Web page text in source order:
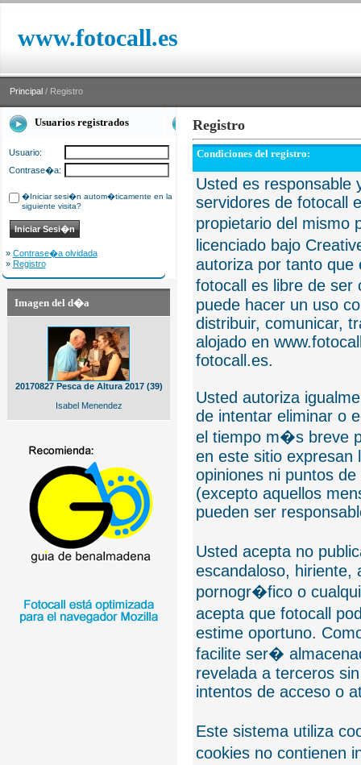
www.fotocall.es
Principal / Registro
Usuarios registrados
Usuario:
Contrase�a:
�Iniciar sesi�n autom�ticamente en la
siguiente visita?
» Contrase�a olvidada
» Registro
Imagen del d�a
20170827 Pesca de Altura 2017 (39)
Isabel Menendez
Registro
Condiciones del registro:
Usted es responsable
servidores de fotocall
propietario del mismo
licenciado bajo
autoriza por tanto que
fotocall es libre de
puede hacer un uso
distribuir, comunicar,
alojado en
fotocall.es.
Usted autoriza
de intentar eliminar o
el tiempo m�s breve
en este sitio expresan
opiniones ni puntos
(excepto aquellos
pueden ser
Usted acepta no
escandaloso, hiriente,
pornogr�fico o
acepta que fotocall
estime oportuno.
facilite ser�
revelada a terceros
intentos de acceso o
Este sistema utiliza
cookies no contienen